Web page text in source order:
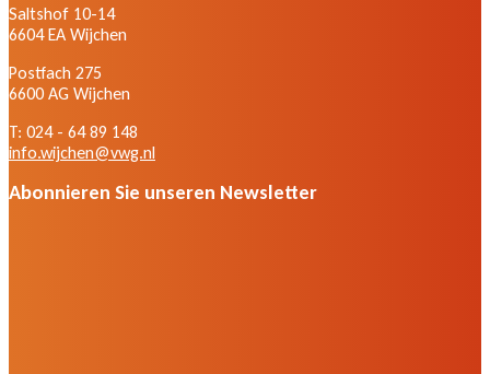
Saltshof 10-14
6604 EA Wijchen
Postfach 275
6600 AG Wijchen
T: 024 - 64 89 148
info.wijchen@vwg.nl
Abonnieren Sie unseren Newsletter